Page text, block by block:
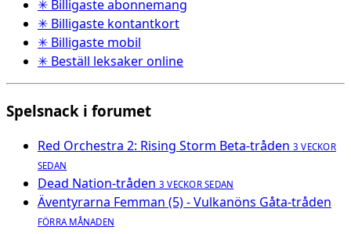
✳ Billigaste abonnemang
✳ Billigaste kontantkort
✳ Billigaste mobil
✳ Beställ leksaker online
Spelsnack i forumet
Red Orchestra 2: Rising Storm Beta-tråden 3 VECKOR
SEDAN
Dead Nation-tråden 3 VECKOR SEDAN
Äventyrarna Femman (5) - Vulkanöns Gåta-tråden
FÖRRA MÅNADEN